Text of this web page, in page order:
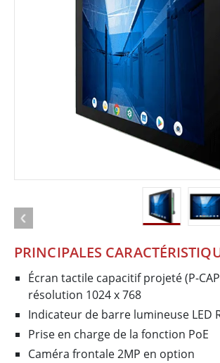
PRINCIPALES
Écran tactile capacitif projeté (P-
résolution 1024 x 768
Indicateur de barre lumineuse LED
Prise en charge de la fonction PoE
Caméra frontale 2MP en option